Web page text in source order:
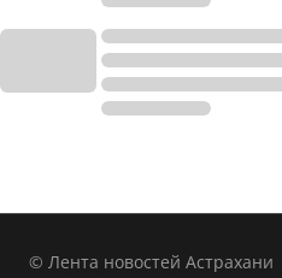
© Лента новостей Астрахани